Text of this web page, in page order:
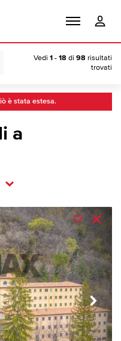
Vedi 1 - 18 di 98 risultati
trovati
è stata estesa.
a